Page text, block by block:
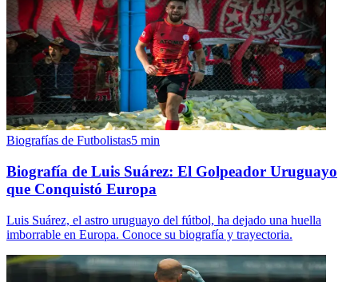
Biografías de Futbolistas5 min
Biografía de Luis Suárez: El Golpeador Uruguayo
que Conquistó Europa
Luis Suárez, el astro uruguayo del fútbol, ha dejado una huella
imborrable en Europa. Conoce su biografía y trayectoria.